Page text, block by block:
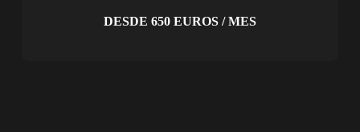
DESDE 650 EUROS / MES